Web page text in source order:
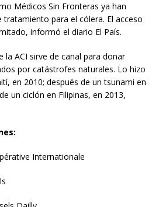
Médicos Sin Fronteras ya han
para el cólera. El acceso
informó el diario El País.
la ACI sirve de canal para donar
por catástrofes naturales. Lo hizo
en 2010; después de un tsunami en
un ciclón en Filipinas, en 2013,
Internationale